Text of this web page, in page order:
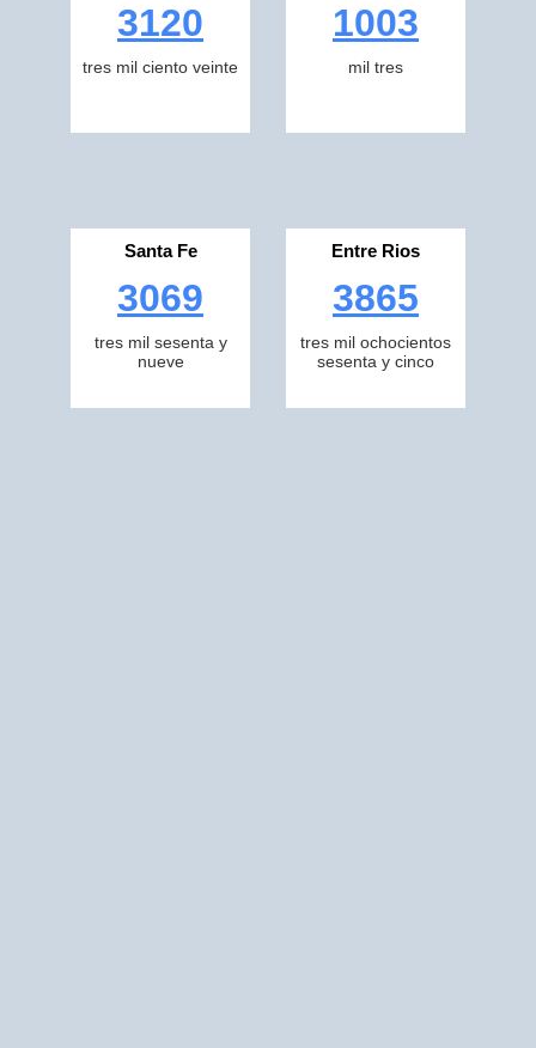
3120
tres mil ciento veinte
1003
mil tres
Santa Fe
3069
tres mil sesenta y
nueve
Entre Rios
3865
tres mil ochocientos
sesenta y cinco